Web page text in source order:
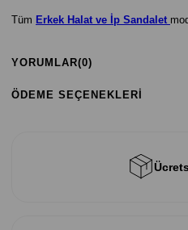
Tüm Erkek Halat ve İp Sandalet
YORUMLAR(0)
ÖDEME SEÇENEKLERI